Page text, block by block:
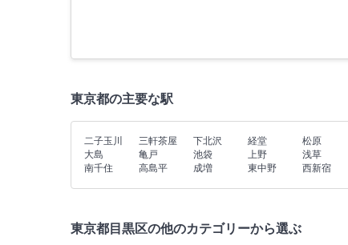
東京都の主要な駅
二子玉川 三軒茶屋 下北沢 経堂 松原
大島
亀戸 池袋 上野 浅草
南千住
高島平 成増 東中野 西新宿
東京都目黒区の他のカテゴリーから選ぶ